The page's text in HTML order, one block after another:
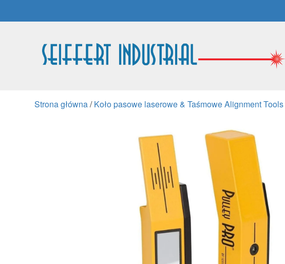
Strona główna/Koło pasowe laserowe & Taśmowe Alignment Tools